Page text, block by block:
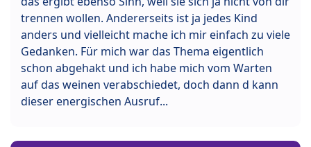
trennen wollen. Andererseits ist ja jedes Kind
anders und vielleicht mache ich mir einfach zu viele
Gedanken. Für mich war das Thema eigentlich
schon abgehakt und ich habe mich vom Warten
auf das weinen verabschiedet, doch dann d kann
dieser energischen Ausruf...